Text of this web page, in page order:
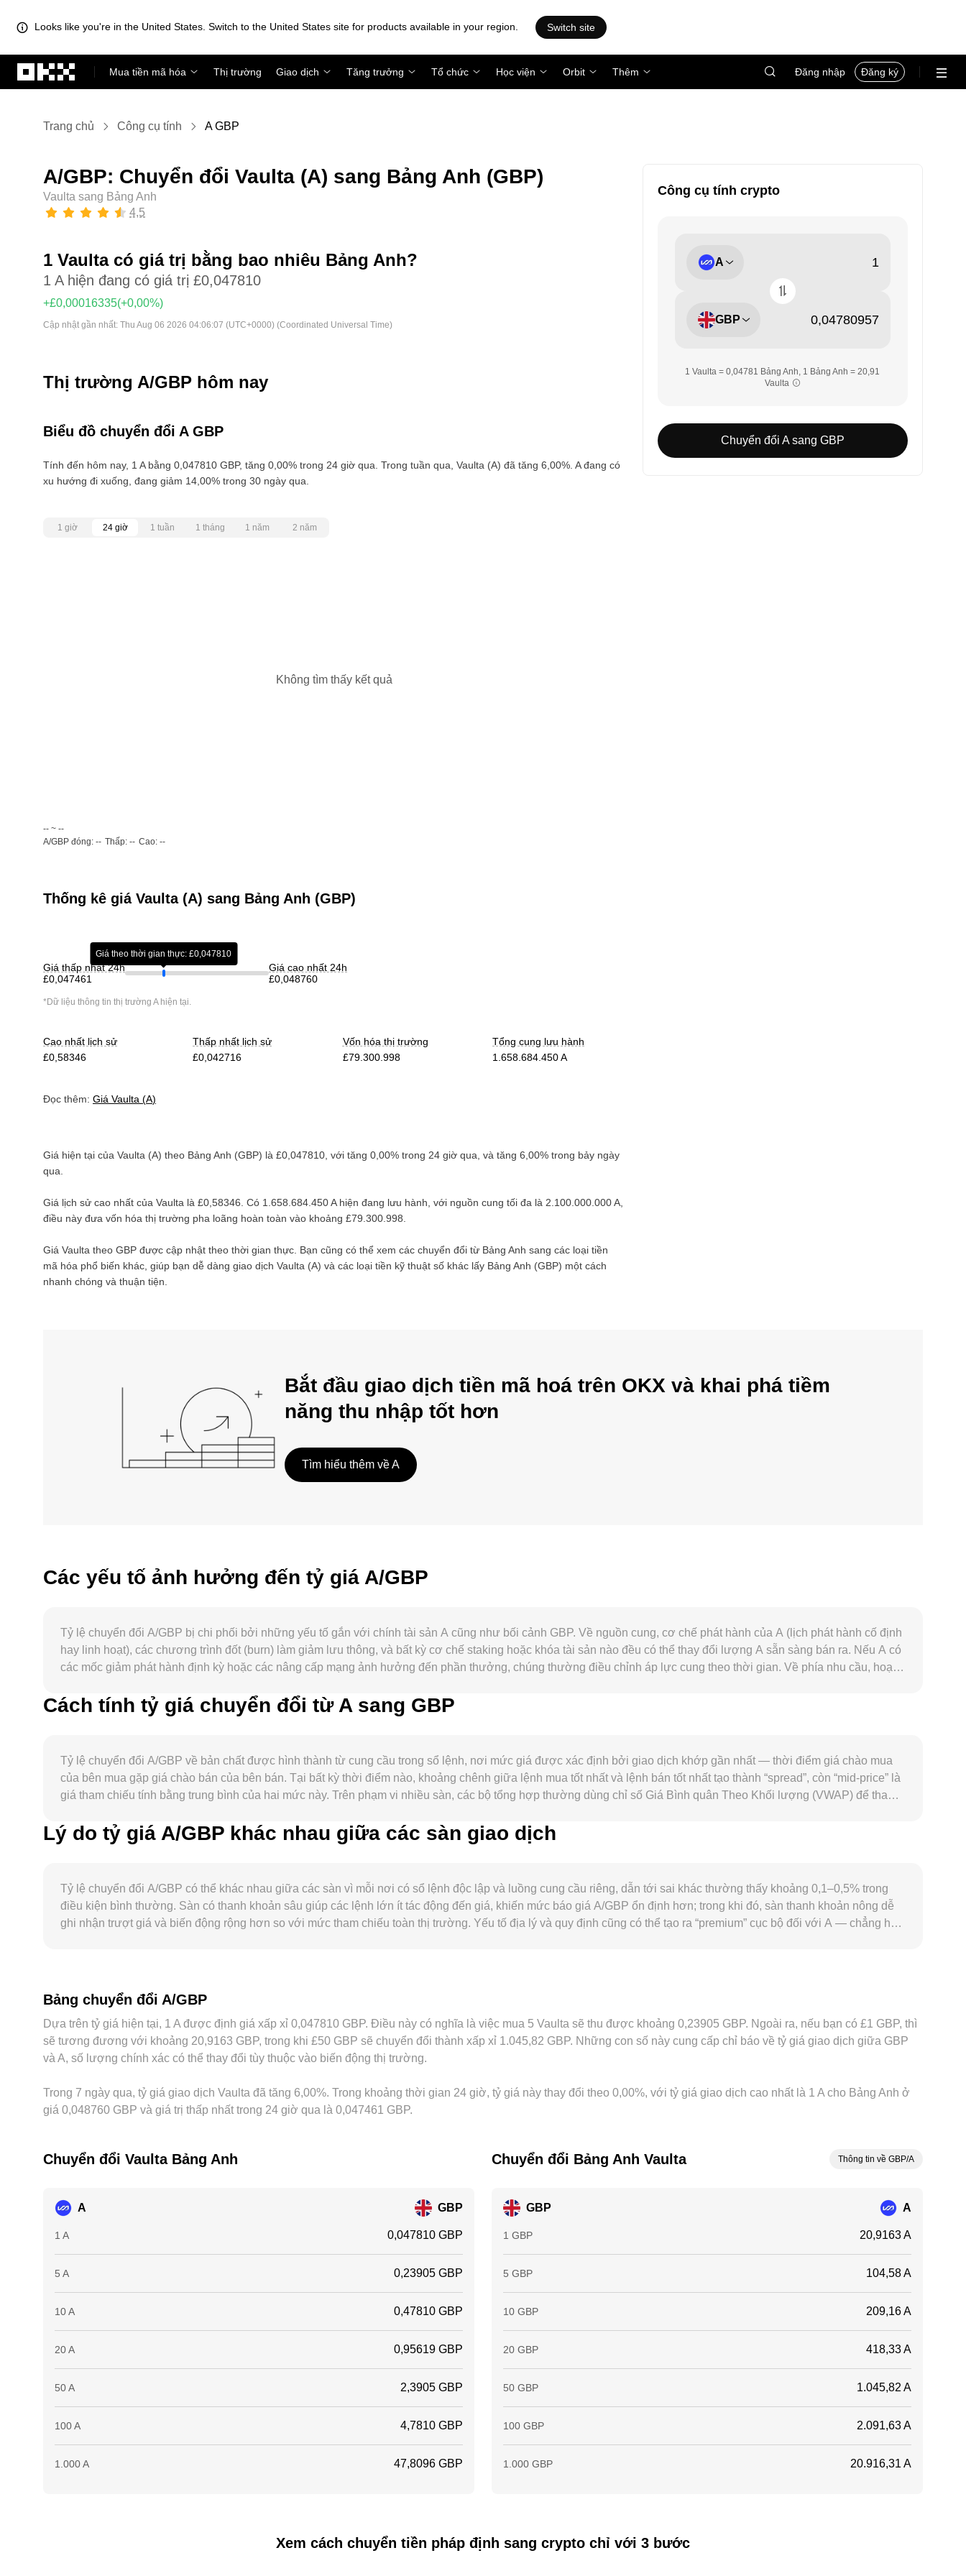
Looks like you're in the United States. Switch to the United States site for products available in your region. Switch site
Mua tiền mã hóa
Thị trường Giao dịch Tăng trưởng Tổ chức Học viện Orbit Thêm Đăng nhập Đăng ký
Trang chủ Công cụ tính A GBP
A/GBP: Chuyển đổi Vaulta (A) sang Bảng Anh (GBP)
Vaulta sang Bảng Anh
4,5
1 Vaulta có giá trị bằng bao nhiêu Bảng Anh?
1 A hiện đang có giá trị £0,047810
+£0,00016335(+0,00%)
Cập nhật gần nhất: Thu Aug 06 2026 04:06:07 (UTC+0000) (Coordinated Universal Time)
Thị trường A/GBP hôm nay
Biểu đồ chuyển đổi A GBP
Tính đến hôm nay, 1 A bằng 0,047810 GBP, tăng 0,00% trong 24 giờ qua. Trong tuần qua, Vaulta (A) đã tăng 6,00%. A đang có
xu hướng đi xuống, đang giảm 14,00% trong 30 ngày qua.
1 giờ 24 giờ 1 tuần 1 tháng 1 năm 2 năm
Không tìm thấy kết quả
-- ~ --
A/GBP đóng: -- Thấp: -- Cao: --
Thống kê giá Vaulta (A) sang Bảng Anh (GBP)
Giá thấp nhất 24h
£0,047461
Giá theo thời gian thực: £0,047810
Giá cao nhất 24h
£0,048760
*Dữ liệu thông tin thị trường Ahiện tại.
Cao nhất lịch sử
£0,58346
Thấp nhất lịch sử
£0,042716
Vốn hóa thị trường
£79.300.998
Tổng cung lưu hành
1.658.684.450 A
Đọc thêm: Giá Vaulta (A)
Giá hiện tại của Vaulta (A) theo Bảng Anh (GBP) là £0,047810 , với tăng 0,00% trong 24 giờ qua, và tăng 6,00% trong bảy ngày
qua.
Giá lịch sử cao nhất của Vaulta là £0,58346 . Có 1.658.684.450 Ahiện đang lưu hành, với nguồn cung tối đa là 2.100.000.000 A
điều này đưa vốn hóa thị trường pha loãng hoàn toàn vào khoảng £79.300.998
Giá Vaulta theo GBP được cập nhật theo thời gian thực. Bạn cũng có thể xem các chuyển đổi từ Bảng Anh sang các loại tiền
mã hóa phổ biến khác, giúp bạn dễ dàng giao dịch Vaulta (A) và các loại tiền kỹ thuật số khác lấy Bảng Anh (GBP) một cách
nhanh chóng và thuận tiện.
Công cụ tính crypto
A
GBP
1 Vaulta = 0,04781 Bảng Anh, 1 Bảng Anh = 20,91
Vaulta
Chuyển đổi A sang GBP
Bắt đầu giao dịch tiền mã hoá trên OKX và khai phá tiềm
năng thu nhập tốt hơn
Tìm hiểu thêm về A
Các yếu tố ảnh hưởng đến tỷ giá A/GBP
Tỷ lệ chuyển đổi A/GBP bị chi phối bởi những yếu tố gắn với chính tài sản A cũng như bối cảnh GBP. Về nguồn cung, cơ chế phát hành của A (lịch phát hành cố định
hay linh hoạt), các chương trình đốt (burn) làm giảm lưu thông, và bất kỳ cơ chế staking hoặc khóa tài sản nào đều có thể thay đổi lượng A sẵn sàng bán ra. Nếu A có
các mốc giảm phát hành định kỳ hoặc các nâng cấp mạng ảnh hưởng đến phần thưởng, chúng thường điều chỉnh áp lực cung theo thời gian. Về phía nhu cầu, hoạt
hợp sử dụng cụ thể của A (thanh toán phí, thế chấp, truy cập dịch vụ) có thể làm tăng nhu cầu nắm giữ, từ đó tác động đến tỷ lệ chuyển đổi A/GBP. Ở bình diện vĩ mô,
A thường có mức tương quan đáng kể với diễn biến của Bitcoin; khi thị trường crypto rộng hơn biến động mạnh, A có thể di chuyển đồng pha trong ngắn hạn. Đồng
pháp lý liên quan trực tiếp đến A — như phân loại pháp lý của token A, chấp thuận niêm yết sản phẩm phái sinh/ETP dựa trên A, hoặc quy tắc niêm yết tại các thị
trường chính — có thể gây ra biến động tức thời. Cuối cùng, động lực kỹ thuật như funding rate trên thị trường hợp đồng tương lai của A, thời điểm đáo hạn quyền
chọn, và dòng dịch chuyển của các ví lớn (whales) thường tạo nên dao động ngắn hạn quanh xu hướng chính, khiến tỷ lệ chuyển đổi A/GBP co giãn nhanh hơn trong
các phiên biến động.
Cách tính tỷ giá chuyển đổi từ A sang GBP
Tỷ lệ chuyển đổi A/GBP về bản chất được hình thành từ cung cầu trong sổ lệnh, nơi mức giá được xác định bởi giao dịch khớp gần nhất — thời điểm giá chào mua
của bên mua gặp giá chào bán của bên bán. Tại bất kỳ thời điểm nào, khoảng chênh giữa lệnh mua tốt nhất và lệnh bán tốt nhất tạo thành “spread”, còn “mid-price” là
giá tham chiếu tính bằng trung bình của hai mức này. Trên phạm vi nhiều sàn, các bộ tổng hợp thường dùng chỉ số Giá Bình quân Theo Khối lượng (VWAP) để tham
bằng GBP được xác định theo GBP Value = A Amount × rate, và nếu muốn quy đổi ngược, A Amount = GBP Value / rate. Nếu A có thanh khoản đáng kể trên các sàn
phi tập trung (DEX) sử dụng bộ tạo lập thị trường tự động (AMM), mức giá ngay tại pool thường tuân theo công thức x × y = k, trong đó x và y là dự trữ của hai tài sản
hình thành mức tham chiếu mà trang Convert của bạn sử dụng để báo tỷ lệ chuyển đổi A/GBP theo thời gian thực.
Lý do tỷ giá A/GBP khác nhau giữa các sàn giao dịch
Tỷ lệ chuyển đổi A/GBP có thể khác nhau giữa các sàn vì mỗi nơi có sổ lệnh độc lập và luồng cung cầu riêng, dẫn tới sai khác thường thấy khoảng 0,1–0,5% trong
điều kiện bình thường. Sàn có thanh khoản sâu giúp các lệnh lớn ít tác động đến giá, khiến mức báo giá A/GBP ổn định hơn; trong khi đó, sàn thanh khoản nông dễ
ghi nhận trượt giá và biến động rộng hơn so với mức tham chiếu toàn thị trường. Yếu tố địa lý và quy định cũng có thể tạo ra “premium” cục bộ đối với A — chẳng hạn
có thể thấy mức tỷ lệ chuyển đổi A/GBP khác nhau ở từng nền tảng trong ngắn hạn.
Bảng chuyển đổi A/GBP
Dựa trên tỷ giá hiện tại, 1 A được định giá xấp xỉ 0,047810 GBP. Điều này có nghĩa là việc mua 5 Vaulta sẽ thu được khoảng 0,23905 GBP. Ngoài ra, nếu bạn có £1 GBP, thì
sẽ tương đương với khoảng 20,9163 GBP, trong khi £50 GBP sẽ chuyển đổi thành xấp xỉ 1.045,82 GBP. Những con số này cung cấp chỉ báo về tỷ giá giao dịch giữa GBP
và A, số lượng chính xác có thể thay đổi tùy thuộc vào biến động thị trường.
Trong 7 ngày qua, tỷ giá giao dịch Vaulta đã tăng 6,00%. Trong khoảng thời gian 24 giờ, tỷ giá này thay đổi theo 0,00%, với tỷ giá giao dịch cao nhất là 1 A cho Bảng Anh ở
giá 0,048760 GBP và giá trị thấp nhất trong 24 giờ qua là 0,047461 GBP.
Chuyển đổi Vaulta Bảng Anh
A GBP
1 A 0,047810 GBP
5 A 0,23905 GBP
10 A 0,47810 GBP
20 A 0,95619 GBP
50 A 2,3905 GBP
100 A 4,7810 GBP
1.000 A 47,8096 GBP
Chuyển đổi Bảng Anh Vaulta Thông tin về GBP/A
GBP A
1 GBP 20,9163 A
5 GBP 104,58 A
10 GBP 209,16 A
20 GBP 418,33 A
50 GBP 1.045,82 A
100 GBP 2.091,63 A
1.000 GBP 20.916,31 A
Xem cách chuyển tiền pháp định sang crypto chỉ với 3 bước